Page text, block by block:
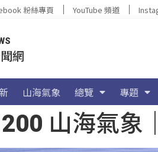
粉絲專頁 YouTube 頻道
網
山海氣象 總覽 專題
山海氣象